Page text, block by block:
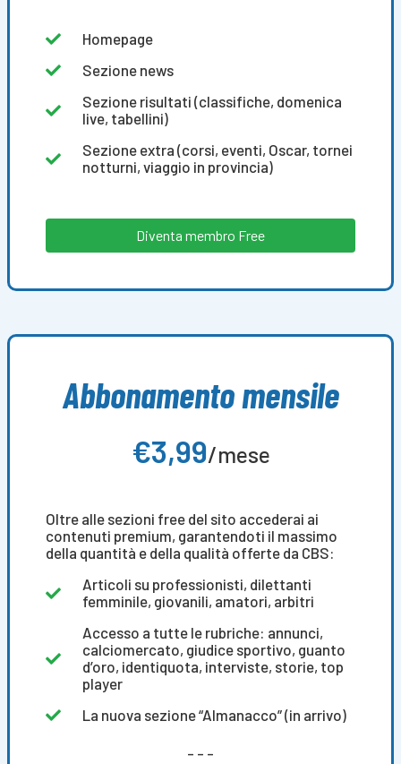
Homepage
Sezione news
Sezione risultati (classifiche, domenica
live, tabellini)
Sezione extra (corsi, eventi, Oscar, tornei
notturni, viaggio in provincia)
Diventa membro Free
Abbonamento mensile
€3,99/mese
Oltre alle sezioni free del sito accederai ai
contenuti premium, garantendoti il massimo
della quantità e della qualità offerte da CBS:
Articoli su professionisti, dilettanti
femminile, giovanili, amatori, arbitri
Accesso a tutte le rubriche: annunci,
calciomercato, giudice sportivo, guanto
d’oro, identiquota, interviste, storie, top
player
La nuova sezione “Almanacco” (in arrivo)
- - -